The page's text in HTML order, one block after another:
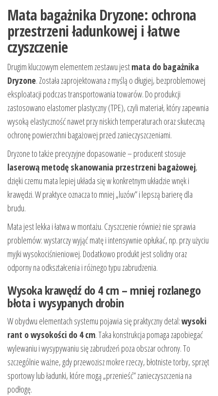
Mata bagażnika Dryzone: ochrona
przestrzeni ładunkowej i łatwe
czyszczenie
Drugim kluczowym elementem zestawu jestmata do bagażnika
Dryzone. Została zaprojektowana z myślą o długiej, bezproblemowej
eksploatacji podczas transportowania towarów. Do produkcji
zastosowano elastomer plastyczny (TPE), czyli materiał, który zapewnia
wysoką elastyczność nawet przy niskich temperaturach oraz skuteczną
ochronę powierzchni bagażowej przed zanieczyszczeniami.
Dryzone to także precyzyjne dopasowanie – producent stosuje
laserową metodę skanowania przestrzeni bagażowej,
dzięki czemu mata lepiej układa się w konkretnym układzie wnęk i
krawędzi. W praktyce oznacza to mniej „luzów” i lepszą barierę dla
brudu.
Mata jest lekka i łatwa w montażu. Czyszczenie również nie sprawia
problemów: wystarczy wyjąć matę i intensywnie opłukać, np. przy użyciu
myjki wysokociśnieniowej. Dodatkowo produkt jest solidny oraz
odporny na odkształcenia i różnego typu zabrudzenia.
Wysoka krawędź do 4 cm – mniej rozlanego
błota i wysypanych drobin
W obydwu elementach systemu pojawia się praktyczny detal:wysoki
rant o wysokości do 4 cm. Taka konstrukcja pomaga zapobiegać
wylewaniu i wysypywaniu się zabrudzeń poza obszar ochrony. To
szczególnie ważne, gdy przewozisz mokre rzeczy, błotniste torby, sprzęt
sportowy lub ładunki, które mogą „przenieść” zanieczyszczenia na
podłogę.